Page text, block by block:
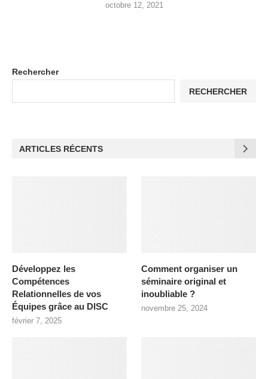
octobre 12, 2021
Rechercher
RECHERCHER
ARTICLES RÉCENTS
Développez les
Compétences
Relationnelles de vos
Équipes grâce au DISC
février 7, 2025
Comment organiser un
séminaire original et
inoubliable ?
novembre 25, 2024